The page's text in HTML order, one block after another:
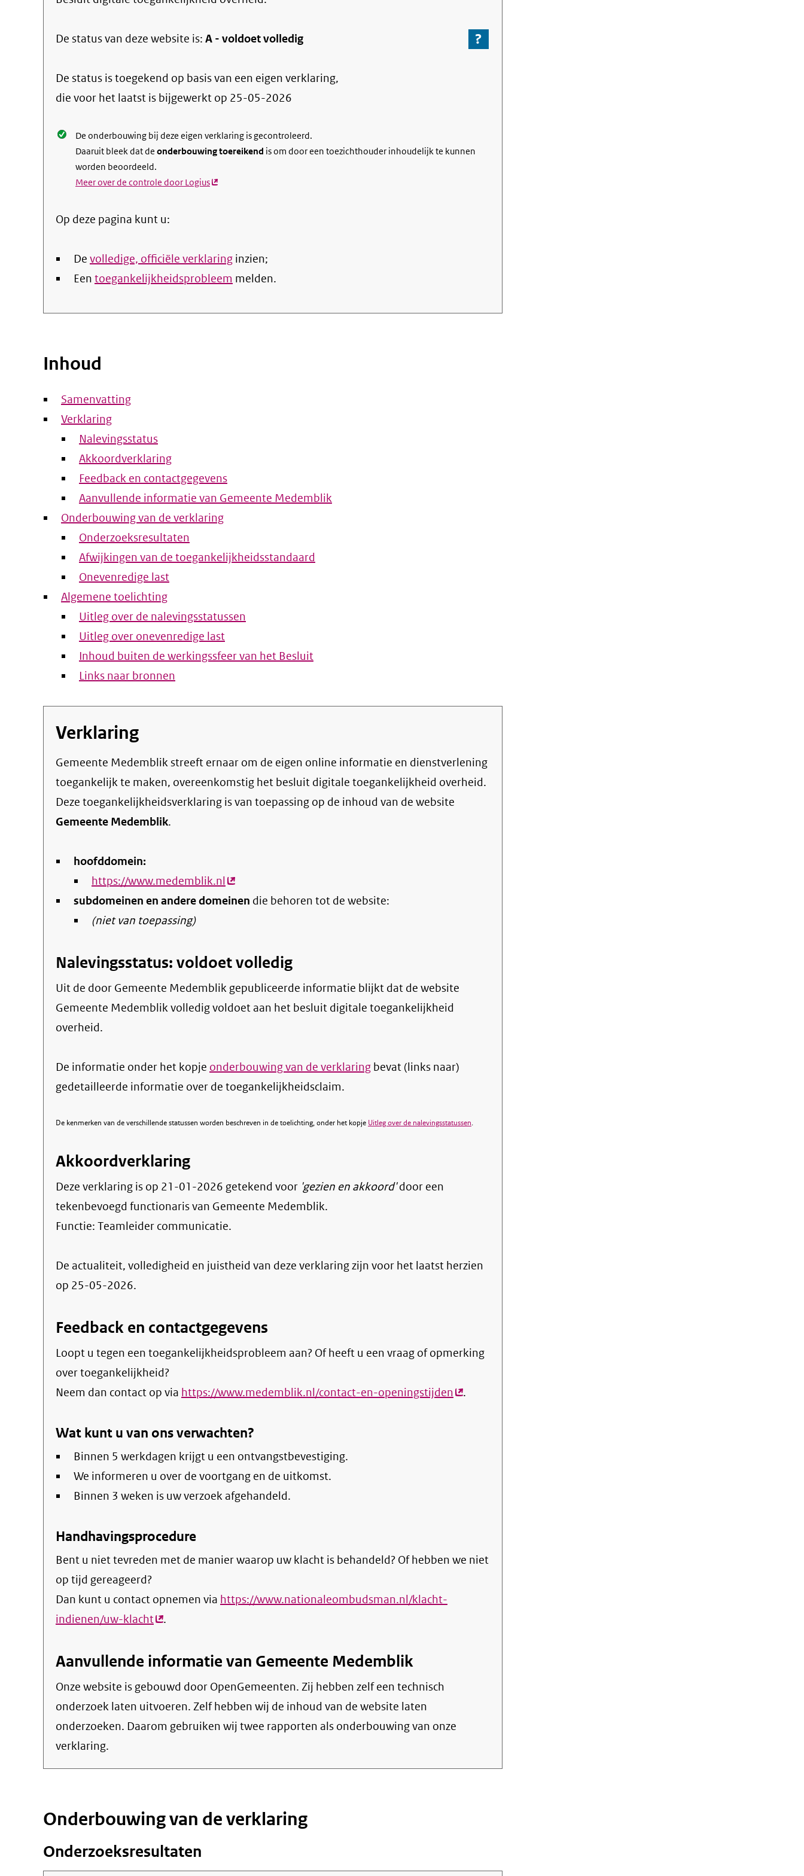
De status van deze website is: A - voldoet volledig ?
Ga
De status is toegekend op basis van een eigen verklaring,
die voor het laatst is bijgewerkt op 25-05-2026
De onderbouwing bij deze eigen verklaring is gecontroleerd.
Daaruit bleek dat de onderbouwing toereikend is om door een toezichthouder inhoudelijk te kunnen
worden beoordeeld.
Meer over de controle door Logius(externe
Op deze pagina kunt u:
De volledige, officiële verklaring inzien;
Een toegankelijkheidsprobleem melden.
Inhoud
Samenvatting
Verklaring
Nalevingsstatus
Akkoordverklaring
Feedback en contactgegevens
Aanvullende informatie van Gemeente Medemblik
Onderbouwing van de verklaring
Onderzoeksresultaten
Afwijkingen van de toegankelijkheidsstandaard
Onevenredige last
Algemene toelichting
Uitleg over de nalevingsstatussen
Uitleg over onevenredige last
Inhoud buiten de werkingssfeer van het Besluit
Links naar bronnen
Verklaring
Gemeente Medemblik streeft ernaar om de eigen online informatie en dienstverlening
toegankelijk te maken, overeenkomstig het besluit digitale toegankelijkheid overheid.
Deze toegankelijkheidsverklaring is van toepassing op de inhoud van de website
Gemeente Medemblik.
hoofddomein:
https://www.medemblik.nl(externe
link)
subdomeinen en andere domeinen die behoren tot de website:
(niet van toepassing)
Nalevingsstatus: voldoet volledig
Uit de door Gemeente Medemblik gepubliceerde informatie blijkt dat de website
Gemeente Medemblik volledig voldoet aan het besluit digitale toegankelijkheid
overheid.
De informatie onder het kopje onderbouwing van de verklaring bevat (links naar)
gedetailleerde informatie over de toegankelijkheidsclaim.
De kenmerken van de verschillende statussen worden beschreven in de toelichting, onder het kopje Uitleg over de nalevingsstatussen.
Akkoordverklaring
Deze verklaring is op 21-01-2026 getekend voor 'gezien en akkoord'door een
tekenbevoegd functionaris van Gemeente Medemblik.
Functie: Teamleider communicatie.
De actualiteit, volledigheid en juistheid van deze verklaring zijn voor het laatst herzien
op 25-05-2026.
Feedback en contactgegevens
Loopt u tegen een toegankelijkheidsprobleem aan? Of heeft u een vraag of opmerking
over toegankelijkheid?
Neem dan contact op via https://www.medemblik.nl/contact-en-openingstijden(externe
.
Wat kunt u van ons verwachten?
Binnen 5 werkdagen krijgt u een ontvangstbevestiging.
We informeren u over de voortgang en de uitkomst.
Binnen 3 weken is uw verzoek afgehandeld.
Handhavingsprocedure
Bent u niet tevreden met de manier waarop uw klacht is behandeld? Of hebben we niet
op tijd gereageerd?
Dan kunt u contact opnemen via https://www.nationaleombudsman.nl/klacht-
indienen/uw-klacht(externe
.
Aanvullende informatie van Gemeente Medemblik
Onze website is gebouwd door OpenGemeenten. Zij hebben zelf een technisch
onderzoek laten uitvoeren. Zelf hebben wij de inhoud van de website laten
onderzoeken. Daarom gebruiken wij twee rapporten als onderbouwing van onze
verklaring.
Onderbouwing van de verklaring
Onderzoeksresultaten